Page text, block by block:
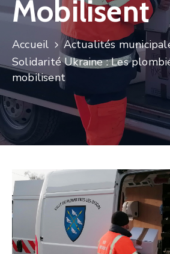
Mobilisent
Accueil
Actualités
Solidarité Ukraine : Les
mobilisent